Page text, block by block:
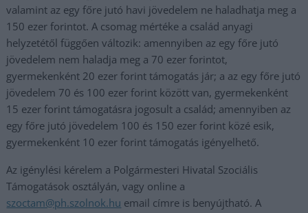
valamint az egy főre jutó havi jövedelem ne haladhatja meg a
150 ezer forintot. A csomag mértéke a család anyagi
helyzetétől függően változik: amennyiben az egy főre jutó
jövedelem nem haladja meg a 70 ezer forintot,
gyermekenként 20 ezer forint támogatás jár; a az egy főre jutó
jövedelem 70 és 100 ezer forint között van, gyermekenként
15 ezer forint támogatásra jogosult a család; amennyiben az
egy főre jutó jövedelem 100 és 150 ezer forint közé esik,
gyermekenként 10 ezer forint támogatás igényelhető.
Az igénylési kérelem a Polgármesteri Hivatal Szociális
Támogatások osztályán, vagy online a
szoctam@ph.szolnok.hu email címre is benyújtható. A